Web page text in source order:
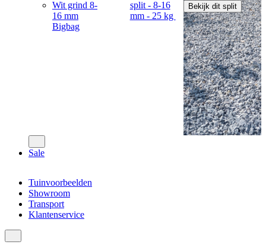
Wit grind 8-
16 mm
Bigbag
split - 8-16
mm - 25 kg
Bekijk dit split
Sale
Tuinvoorbeelden
Showroom
Transport
Klantenservice